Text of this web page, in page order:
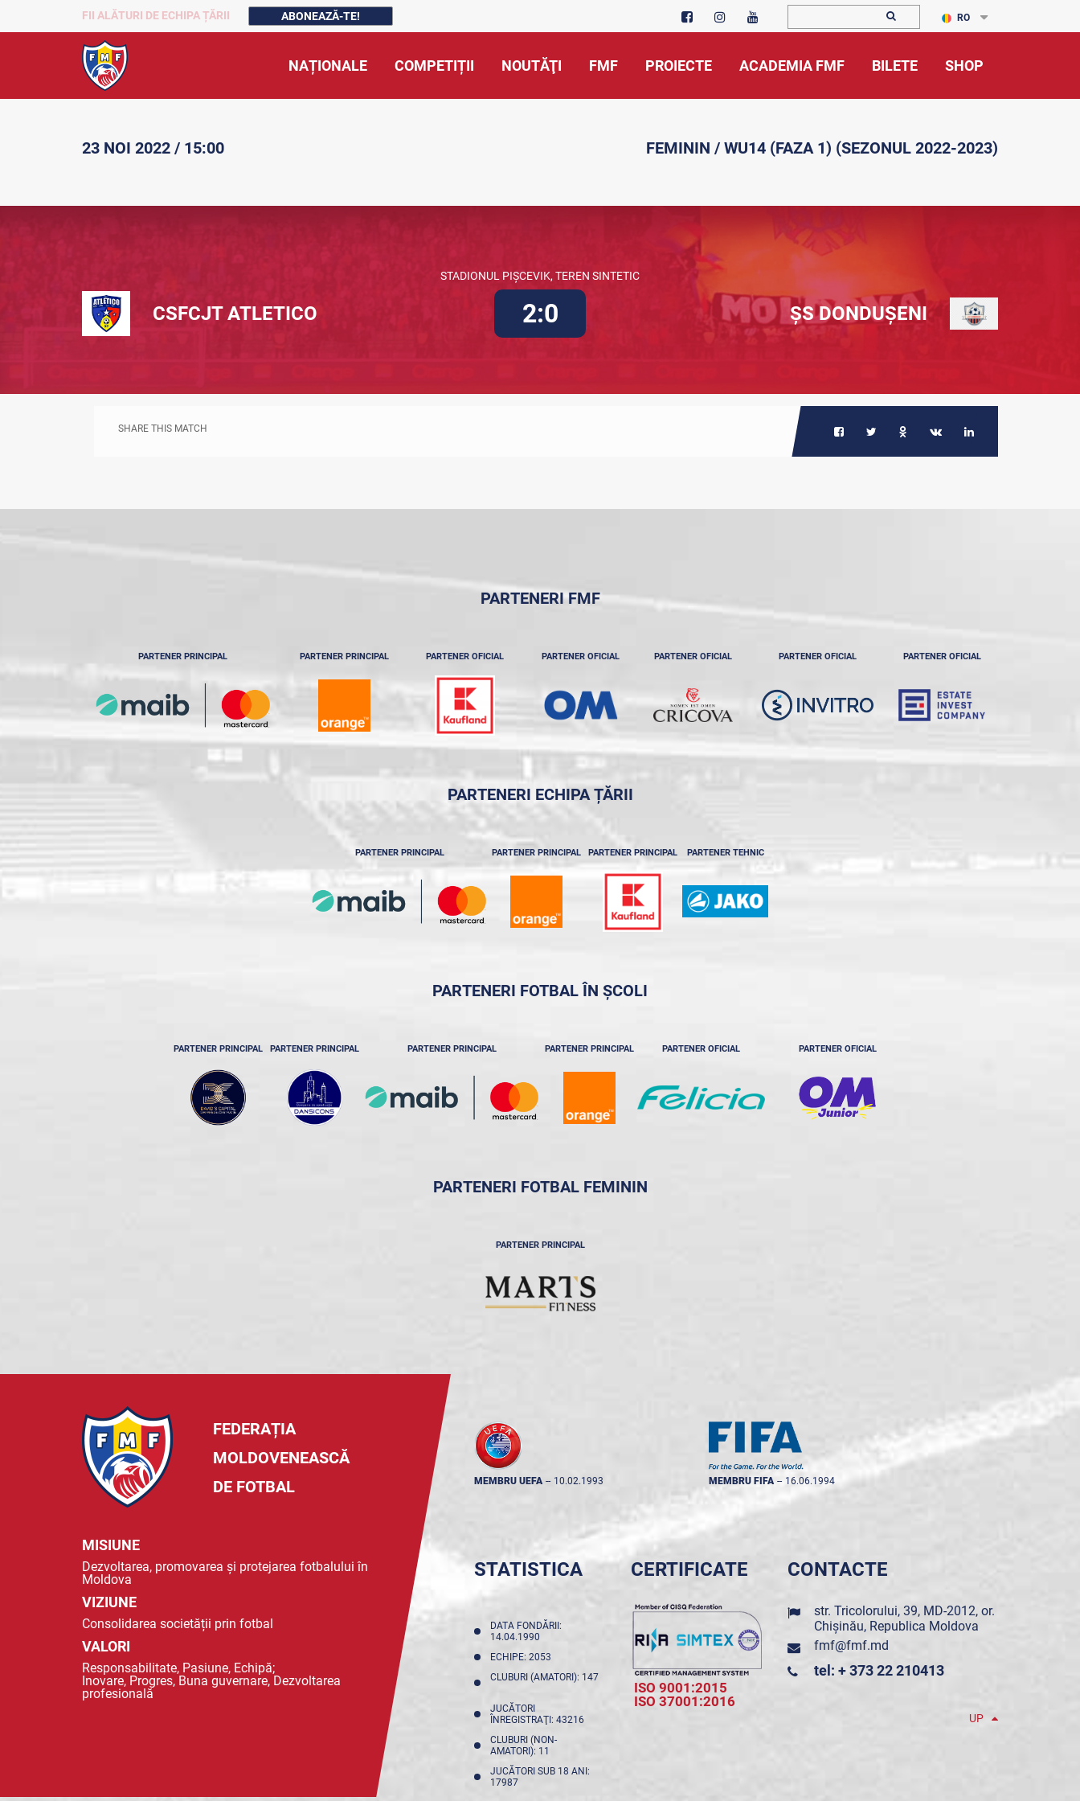
FII ALĂTURI DE ECHIPA ȚĂRII ABONEAZĂ-TE! RO
NAȚIONALE COMPETIȚII NOUTĂŢI FMF PROIECTE ACADEMIA FMF BILETE SHOP
23 NOI 2022 / 15:00 FEMININ / WU14 (FAZA 1) (SEZONUL 2022-2023)
STADIONUL PIȘCEVIK, TEREN SINTETIC
CSFCJT ATLETICO 2:0 ȘS DONDUȘENI
SHARE THIS MATCH
PARTENERI FMF
PARTENER PRINCIPAL PARTENER PRINCIPAL PARTENER OFICIAL PARTENER OFICIAL PARTENER OFICIAL PARTENER OFICIAL PARTENER OFICIAL
PARTENERI ECHIPA ȚĂRII
PARTENER PRINCIPAL PARTENER PRINCIPAL PARTENER PRINCIPAL PARTENER TEHNIC
PARTENERI FOTBAL ÎN ȘCOLI
PARTENER PRINCIPAL PARTENER PRINCIPAL PARTENER PRINCIPAL PARTENER PRINCIPAL PARTENER OFICIAL PARTENER OFICIAL
PARTENERI FOTBAL FEMININ
PARTENER PRINCIPAL
FEDERAȚIA
MOLDOVENEASCĂ
DE FOTBAL
MISIUNE
Dezvoltarea, promovarea și protejarea fotbalului în
Moldova
VIZIUNE
Consolidarea societății prin fotbal
VALORI
Responsabilitate, Pasiune, Echipă;
Inovare, Progres, Buna guvernare, Dezvoltarea
profesională
MEMBRU UEFA -- 10.02.1993 MEMBRU FIFA -- 16.06.1994
STATISTICA
DATA FONDĂRII:
14.04.1990
ECHIPE: 2053
CLUBURI (AMATORI): 147
JUCĂTORI
ÎNREGISTRAŢI: 43216
CLUBURI (NON-
AMATORI): 11
JUCĂTORI SUB 18 ANI:
17987
CERTIFICATE
ISO 9001:2015
ISO 37001:2016
CONTACTE
str. Tricolorului, 39, MD-2012, or.
Chișinău, Republica Moldova
fmf@fmf.md
tel: + 373 22 210413
UP